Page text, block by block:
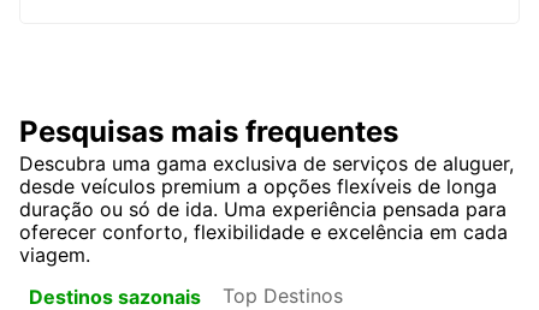
Pesquisas mais frequentes
Descubra uma gama exclusiva de serviços de aluguer,
desde veículos premium a opções flexíveis de longa
duração ou só de ida. Uma experiência pensada para
oferecer conforto, flexibilidade e excelência em cada
viagem.
Destinos sazonais
Top Destinos